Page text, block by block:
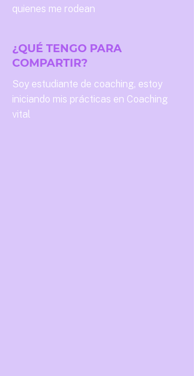
quienes me rodean
¿QUÉ TENGO PARA
COMPARTIR?
Soy estudiante de coaching, estoy
iniciando mis prácticas en Coaching
vital